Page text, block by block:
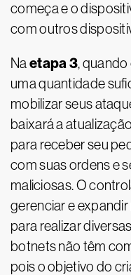
começa e o
com outros
Na etapa 3,
uma quantidade
mobilizar seus
baixará a
para receber seu
com suas ordens e
maliciosas. O
gerenciar e
para realizar
botnets não têm
pois o objetivo do